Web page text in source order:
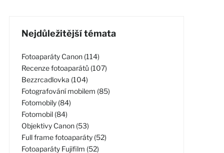
Nejdůležitější témata
Fotoaparáty Canon (114)
Recenze fotoaparátů (107)
Bezzrcadlovka (104)
Fotografování mobilem (85)
Fotomobily (84)
Fotomobil (84)
Objektivy Canon (53)
Full frame fotoaparáty (52)
Fotoaparáty Fujifilm (52)